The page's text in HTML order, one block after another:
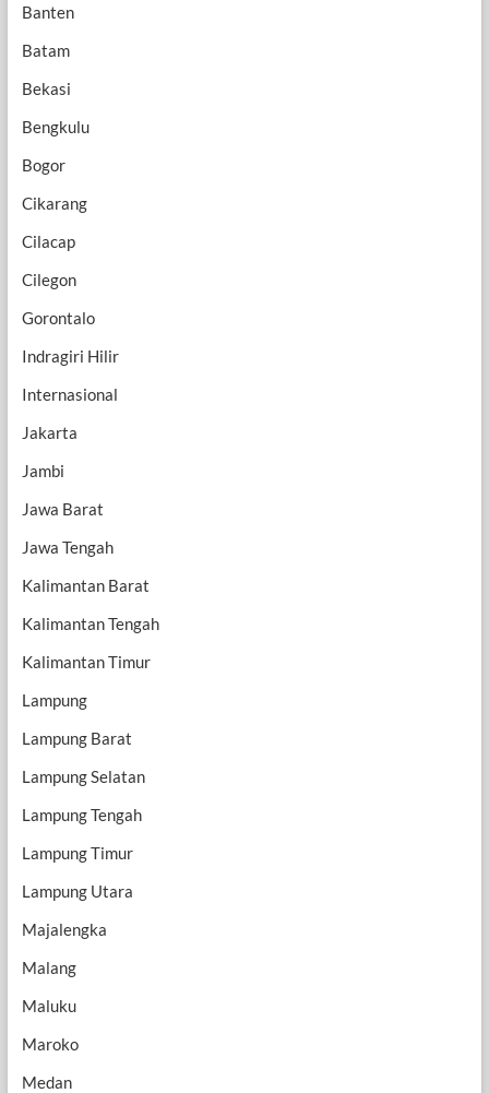
Banten
Batam
Bekasi
Bengkulu
Bogor
Cikarang
Cilacap
Cilegon
Gorontalo
Indragiri Hilir
Internasional
Jakarta
Jambi
Jawa Barat
Jawa Tengah
Kalimantan Barat
Kalimantan Tengah
Kalimantan Timur
Lampung
Lampung Barat
Lampung Selatan
Lampung Tengah
Lampung Timur
Lampung Utara
Majalengka
Malang
Maluku
Maroko
Medan